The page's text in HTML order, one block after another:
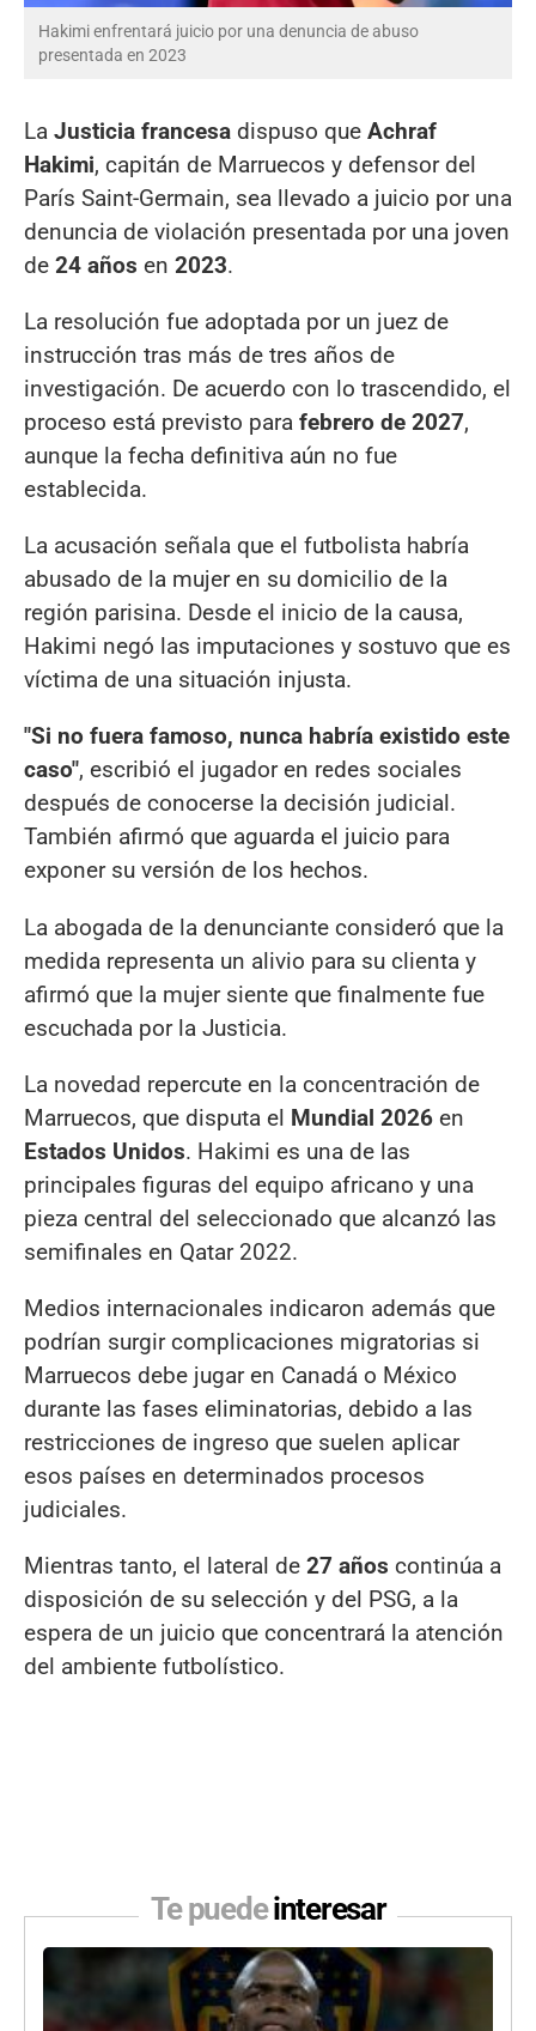
Hakimi enfrentará juicio por una denuncia de abuso
presentada en 2023
La Justicia francesa dispuso que Achraf
Hakimi, capitán de Marruecos y defensor del
París Saint-Germain, sea llevado a juicio por una
denuncia de violación presentada por una joven
de 24 años en 2023.
La resolución fue adoptada por un juez de
instrucción tras más de tres años de
investigación. De acuerdo con lo trascendido, el
proceso está previsto para febrero de 2027,
aunque la fecha definitiva aún no fue
establecida.
La acusación señala que el futbolista habría
abusado de la mujer en su domicilio de la
región parisina. Desde el inicio de la causa,
Hakimi negó las imputaciones y sostuvo que es
víctima de una situación injusta.
"Si no fuera famoso, nunca habría existido este
caso", escribió el jugador en redes sociales
después de conocerse la decisión judicial.
También afirmó que aguarda el juicio para
exponer su versión de los hechos.
La abogada de la denunciante consideró que la
medida representa un alivio para su clienta y
afirmó que la mujer siente que finalmente fue
escuchada por la Justicia.
La novedad repercute en la concentración de
Marruecos, que disputa el Mundial 2026 en
Estados Unidos. Hakimi es una de las
principales figuras del equipo africano y una
pieza central del seleccionado que alcanzó las
semifinales en Qatar 2022.
Medios internacionales indicaron además que
podrían surgir complicaciones migratorias si
Marruecos debe jugar en Canadá o México
durante las fases eliminatorias, debido a las
restricciones de ingreso que suelen aplicar
esos países en determinados procesos
judiciales.
Mientras tanto, el lateral de 27 años continúa a
disposición de su selección y del PSG, a la
espera de un juicio que concentrará la atención
del ambiente futbolístico.
Te puedeinteresar